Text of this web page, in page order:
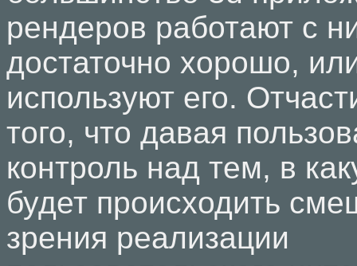
рендеров работают с
достаточно хорошо,
используют его.
того, что давая
контроль над тем, в
будет происходить
зрения реализации